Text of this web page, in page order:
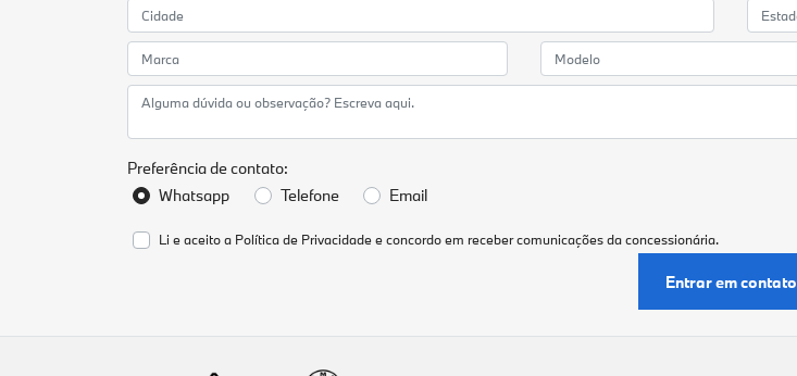
Preferência de contato:
Whatsapp
Telefone Email
Li e aceito a Política de Privacidadee concordo em receber comunicações da concessionária.
Entrar em contato